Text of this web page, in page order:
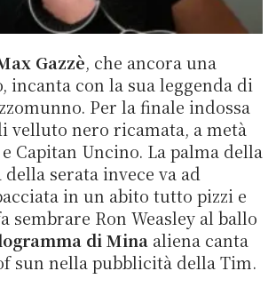
Gazzè, che ancora una
incanta con la sua leggenda di
Per la finale indossa
velluto nero ricamata, a metà
Capitan Uncino. La palma della
serata invece va ad
in un abito tutto pizzi e
sembrare Ron Weasley al ballo
di Mina aliena canta
sun nella pubblicità della Tim.